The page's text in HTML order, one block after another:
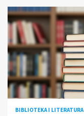
BIBLIOTEKA I LITERATURA